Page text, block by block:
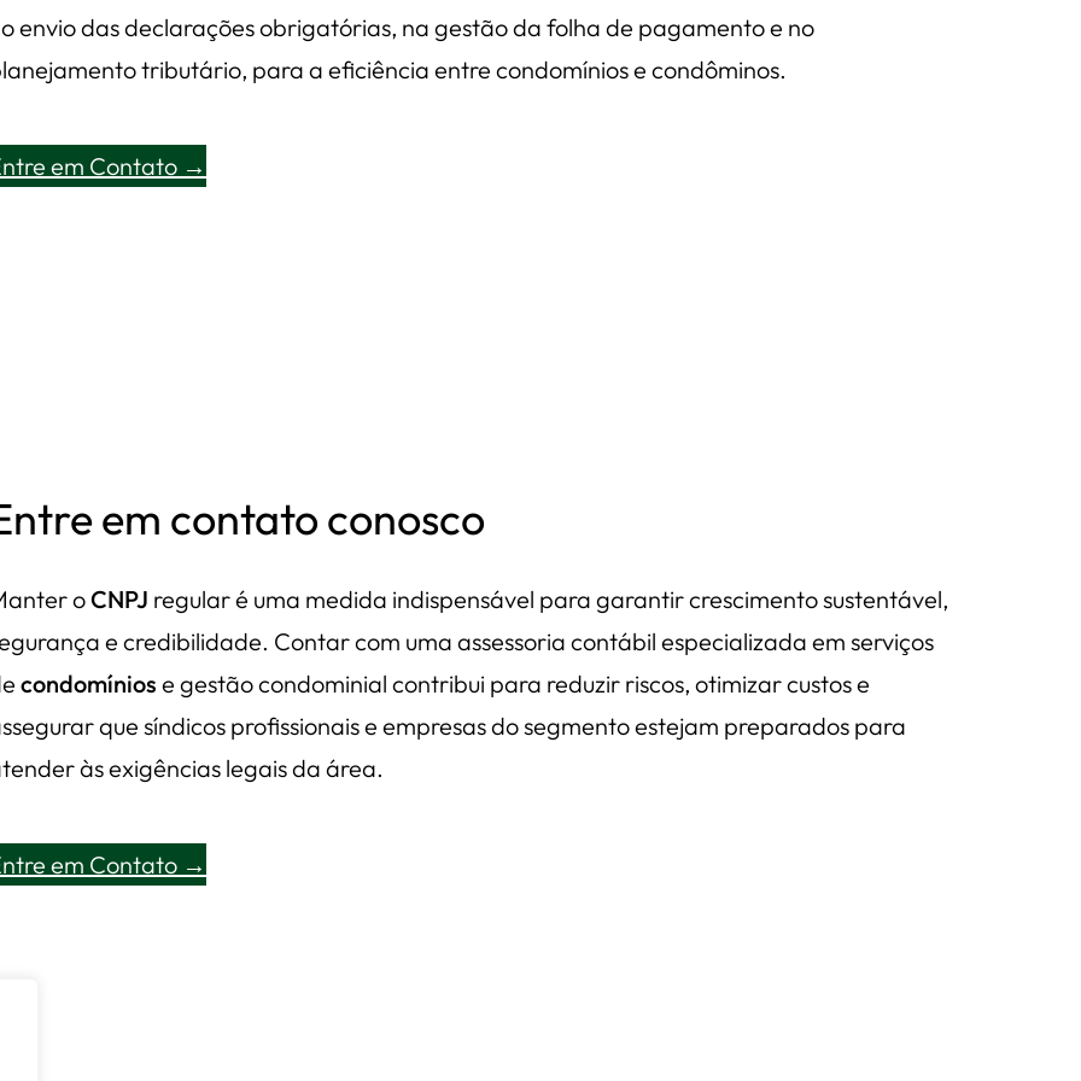
envio das declarações obrigatórias, na gestão da folha de pagamento e no
tributário, para a eficiência entre condomínios e condôminos.
em Contato →
em contato conosco
oCNPJ regular é uma medida indispensável para garantir crescimento sustentável,
e credibilidade. Contar com uma assessoria contábil especializada em serviços
condomínios e gestão condominial contribui para reduzir riscos, otimizar custos e
que síndicos profissionais e empresas do segmento estejam preparados para
às exigências legais da área.
em Contato →